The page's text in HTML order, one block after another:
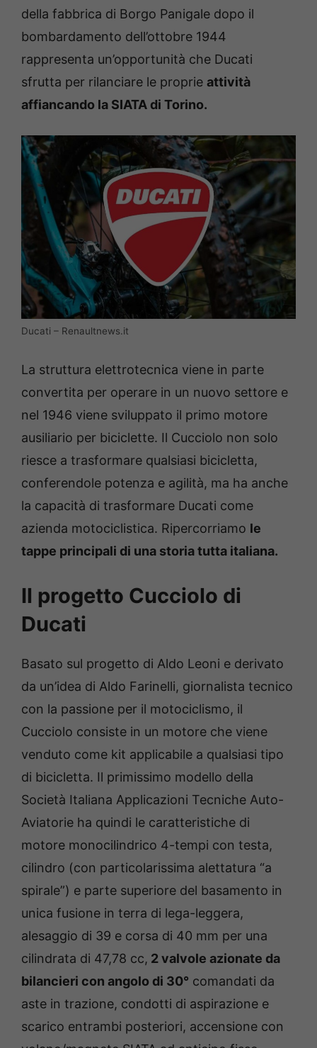
della fabbrica di Borgo Panigale dopo il
bombardamento dell’ottobre 1944
rappresenta un’opportunità che Ducati
sfrutta per rilanciare le proprie attività
affiancando la SIATA di Torino.
Ducati – Renaultnews.it
La struttura elettrotecnica viene in parte
convertita per operare in un nuovo settore e
nel 1946 viene sviluppato il primo motore
ausiliario per biciclette. Il Cucciolo non solo
riesce a trasformare qualsiasi bicicletta,
conferendole potenza e agilità, ma ha anche
la capacità di trasformare Ducati come
azienda motociclistica. Ripercorriamo le
tappe principali di una storia tutta italiana.
Il progetto Cucciolo di
Ducati
Basato sul progetto di Aldo Leoni e derivato
da un’idea di Aldo Farinelli, giornalista tecnico
con la passione per il motociclismo, il
Cucciolo consiste in un motore che viene
venduto come kit applicabile a qualsiasi tipo
di bicicletta. Il primissimo modello della
Società Italiana Applicazioni Tecniche Auto-
Aviatorie ha quindi le caratteristiche di
motore monocilindrico 4-tempi con testa,
cilindro (con particolarissima alettatura “a
spirale”) e parte superiore del basamento in
unica fusione in terra di lega-leggera,
alesaggio di 39 e corsa di 40 mm per una
cilindrata di 47,78 cc, 2 valvole azionate da
bilancieri con angolo di 30° comandati da
aste in trazione, condotti di aspirazione e
scarico entrambi posteriori, accensione con